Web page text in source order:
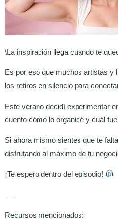
\La inspiración llega cuando te
Es por eso que muchos artistas y
los retiros en silencio para
Este verano decidí experimentar
cuento cómo lo organicé y cuál
Si ahora mismo sientes que te
disfrutando al máximo de tu
¡Te espero dentro del episodio!
—
Recursos mencionados: